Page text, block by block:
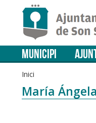
MUNICIPI
Inici
María